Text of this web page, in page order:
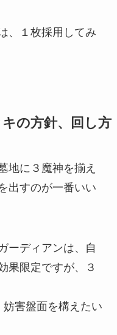
、１枚採用してみ
の方針、回し方
地に３魔神を揃え
出すのが一番いい
ーディアンは、自
果限定ですが、３
害盤面を構えたい